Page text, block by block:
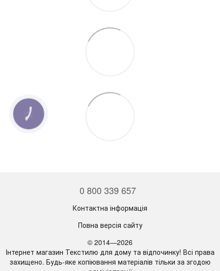
0 800 339 657
Контактна інформація
Повна версія сайту
© 2014—2026
Інтернет магазин Текстилю для дому та відпочинку! Всі права
захищено. Будь-яке копіювання матеріалів тільки за згодою
КНОПКА
ЗВ'ЯЗКУ